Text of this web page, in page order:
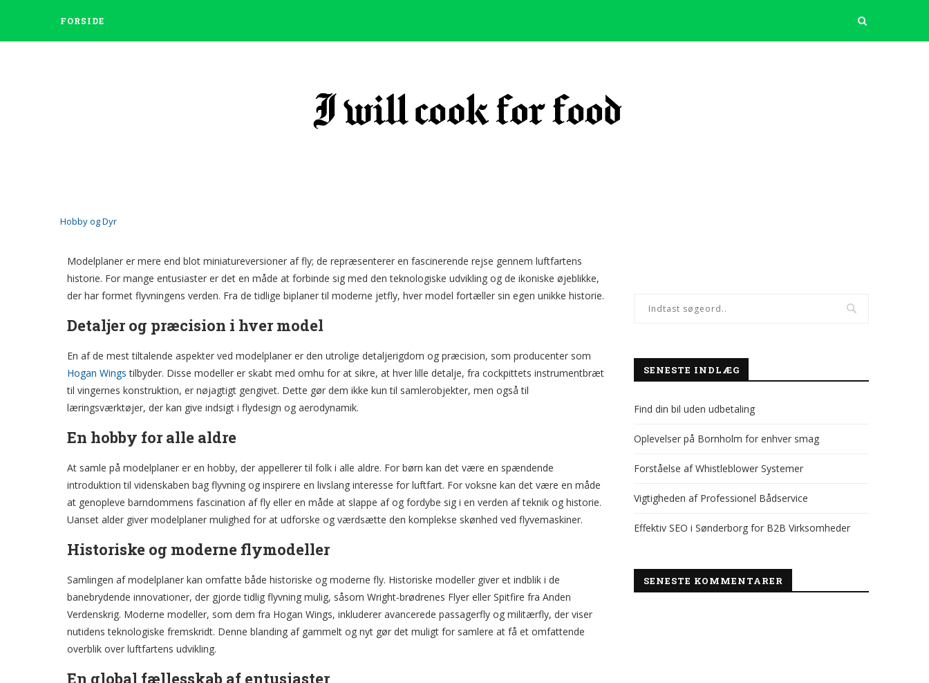
FORSIDE
Hobby og Dyr
Admin
Modelplaner er mere end blot miniatureversioner af fly; de repræsenterer en fascinerende rejse gennem luftfartens
historie. For mange entusiaster er det en måde at forbinde sig med den teknologiske udvikling og de ikoniske øjeblikke,
der har formet flyvningens verden. Fra de tidlige biplaner til moderne jetfly, hver model fortæller sin egen unikke historie.
Detaljer og præcision i hver model
En af de mest tiltalende aspekter ved modelplaner er den utrolige detaljerigdom og præcision, som producenter som
Hogan Wings tilbyder. Disse modeller er skabt med omhu for at sikre, at hver lille detalje, fra cockpittets instrumentbræt
til vingernes konstruktion, er nøjagtigt gengivet. Dette gør dem ikke kun til samlerobjekter, men også til
læringsværktøjer, der kan give indsigt i flydesign og aerodynamik.
En hobby for alle aldre
At samle på modelplaner er en hobby, der appellerer til folk i alle aldre. For børn kan det være en spændende
introduktion til videnskaben bag flyvning og inspirere en livslang interesse for luftfart. For voksne kan det være en måde
at genopleve barndommens fascination af fly eller en måde at slappe af og fordybe sig i en verden af teknik og historie.
Uanset alder giver modelplaner mulighed for at udforske og værdsætte den komplekse skønhed ved flyvemaskiner.
Historiske og moderne flymodeller
Samlingen af modelplaner kan omfatte både historiske og moderne fly. Historiske modeller giver et indblik i de
banebrydende innovationer, der gjorde tidlig flyvning mulig, såsom Wright-brødrenes Flyer eller Spitfire fra Anden
Verdenskrig. Moderne modeller, som dem fra Hogan Wings, inkluderer avancerede passagerfly og militærfly, der viser
nutidens teknologiske fremskridt. Denne blanding af gammelt og nyt gør det muligt for samlere at få et omfattende
overblik over luftfartens udvikling.
En global fællesskab af entusiaster
SENESTE INDLÆG
Find din bil uden udbetaling
Oplevelser på Bornholm for enhver smag
Forståelse af Whistleblower Systemer
Vigtigheden af Professionel Bådservice
Effektiv SEO i Sønderborg for B2B Virksomheder
SENESTE KOMMENTARER